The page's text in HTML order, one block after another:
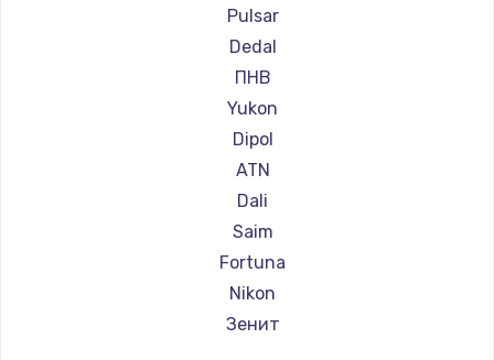
Ремонт прицелов Zeiss
Ремонт прицелов AGM Global Vision
Ремонт прицелов Pilad
Ремонт прицелов Arkon
Ремонт прицелов ANYSMART
Ремонт прицелов FLIR
Ремонт прицелов Venox
Ремонт прицелов Holosun
Ремонт прицелов MAKdot
Ремонт прицелов Hikmicro
Ремонт прицелов IWT
Pulsar
Dedal
ПНВ
Yukon
Dipol
ATN
Dali
Saim
Fortuna
Nikon
Зенит